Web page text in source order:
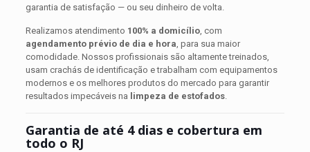
garantia de satisfação — ou seu dinheiro de volta.
Realizamos atendimento 100% a domicílio, com
agendamento prévio de dia e hora, para sua maior
comodidade. Nossos profissionais são altamente treinados,
usam crachás de identificação e trabalham com equipamentos
modernos e os melhores produtos do mercado para garantir
resultados impecáveis na limpeza de estofados.
Garantia de até 4 dias e cobertura em
todo o RJ